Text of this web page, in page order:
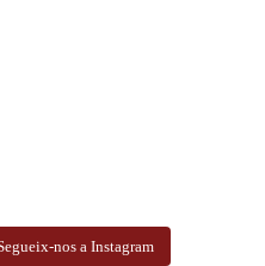
nos a Instagram